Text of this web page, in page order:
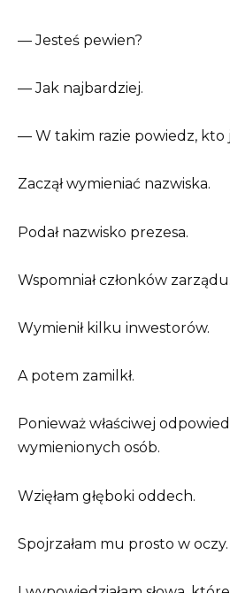
— Jesteś pewien?
— Jak najbardziej.
— W takim razie powiedz, kto
Zaczął wymieniać nazwiska.
Podał nazwisko prezesa.
Wspomniał członków zarządu.
Wymienił kilku inwestorów.
A potem zamilkł.
Ponieważ właściwej
wymienionych osób.
Wzięłam głęboki oddech.
Spojrzałam mu prosto w oczy.